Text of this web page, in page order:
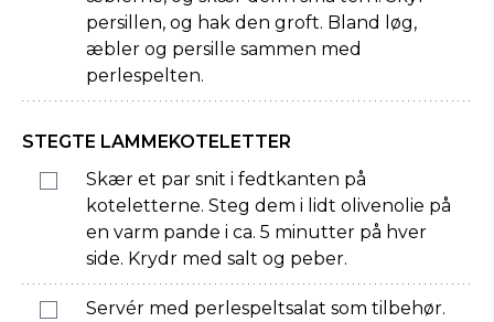
persillen, og hak den groft. Bland løg,
æbler og persille sammen med
perlespelten.
STEGTE LAMMEKOTELETTER
Skær et par snit i fedtkanten på
koteletterne. Steg dem i lidt olivenolie på
en varm pande i ca. 5 minutter på hver
side. Krydr med salt og peber.
Servér med perlespeltsalat som tilbehør.